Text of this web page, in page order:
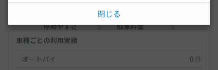
5 立地
停めやすさ
5 駐車料金
5
車種ごとの利用実績
オートバイ
0 件
閉じる